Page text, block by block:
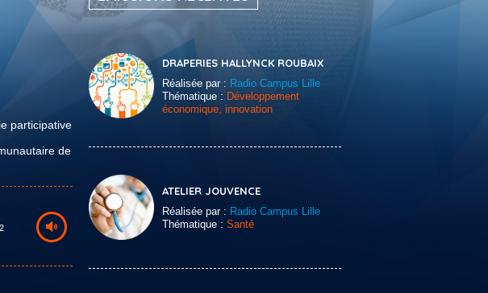
participative
de
DRAPERIES HALLYNCK ROUBAIX
Réalisée par : Radio Campus Lille
Thématique : Développement
économique, innovation
ATELIER JOUVENCE
Réalisée par : Radio Campus Lille
Thématique : Santé